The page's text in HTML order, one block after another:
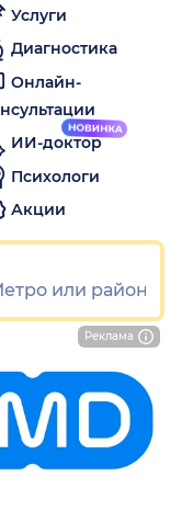
Услуги
Диагностика
Онлайн-
ИИ-доктор
Психологи
Акции
Реклама